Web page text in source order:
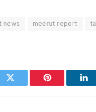
news meerut report
Twitter Pinterest